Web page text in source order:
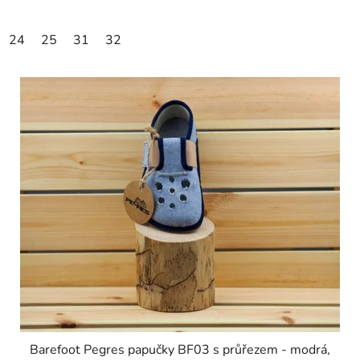
24 25 31 32
Barefoot Pegres papučky BF03 s průřezem - modrá,